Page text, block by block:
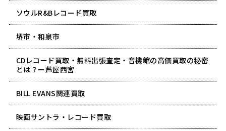
ソウルR&Bレコード買取
堺市・和泉市
CDレコード買取・無料出張査定・音機館の高価買取の秘密
とは？ー芦屋西宮
BILL EVANS関連買取
映画サントラ・レコード買取